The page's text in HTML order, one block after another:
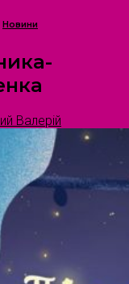
Новини
Валерій